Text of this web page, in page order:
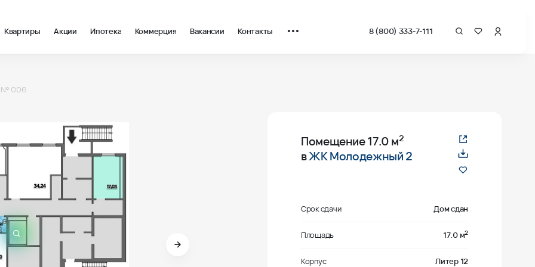
Квартиры Акции Ипотека Коммерция Вакансии Контакты 8 (800) 333-7-111
№ 006
Помещение17.0 м2
вЖК Молодежный 2
Срок сдачи Дом сдан
Площадь 17.0 м2
Корпус Литер 12